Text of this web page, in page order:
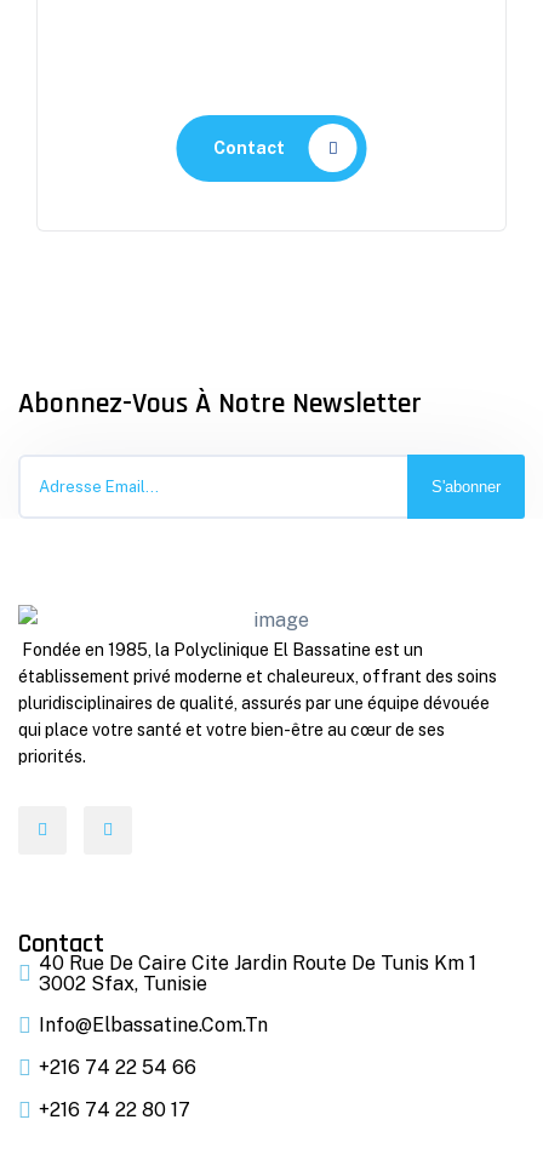
Contact
Abonnez-Vous À Notre Newsletter
S'abonner
Fondée en 1985, la Polyclinique El Bassatine est un
établissement privé moderne et chaleureux, offrant des soins
pluridisciplinaires de qualité, assurés par une équipe dévouée
qui place votre santé et votre bien-être au cœur de ses
priorités.
Contact
40 Rue De Caire Cite Jardin Route De Tunis Km 1
3002 Sfax, Tunisie
Info@elbassatine.com.tn
+216 74 22 54 66
+216 74 22 80 17